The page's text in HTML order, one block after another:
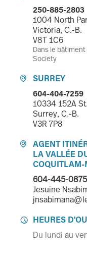
250-885-2803
1004 North
Victoria, C.-B.
V8T 1C6
Dans le
Society

SURREY
604-404-7259
10334 152A St.
Surrey, C.-B.
V3R 7P8

AGENT
LA VALLÉE
604-445-0875
Jesuine

HEURES
Du lundi au